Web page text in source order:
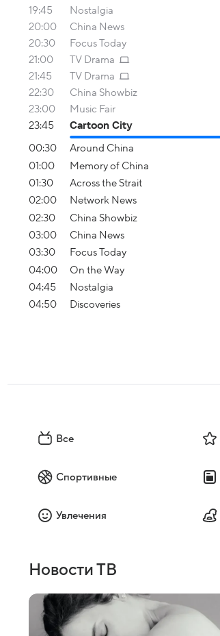
19:45
Nostalgia
20:00
China News
20:30
Focus Today
21:00
TV Drama
21:45
TV Drama
22:30
China Showbiz
23:00
Music Fair
23:45
Cartoon City
00:30
Around China
01:00
Memory of China
01:30
Across the Strait
02:00
Network News
02:30
China Showbiz
03:00
China News
03:30
Focus Today
04:00
On the Way
04:45
Nostalgia
04:50
Discoveries
Все
Спортивные
Увлечения
Новости ТВ